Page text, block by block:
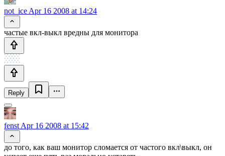
not_ice Apr 16 2008 at 14:24
частые вкл-выкл вредны для монитора
Reply
fenst Apr 16 2008 at 15:42
до того, как ваш монитор сломается от частого вкл\выкл, он